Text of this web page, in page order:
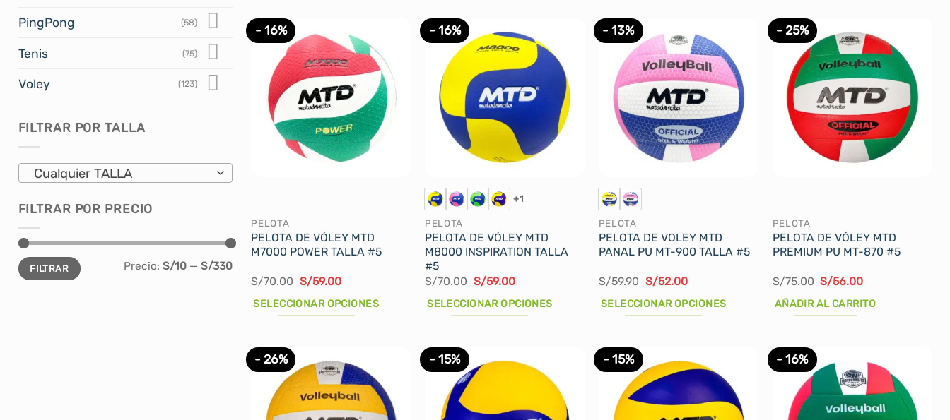
PingPong (58)
Tenis (75)
Voley (123)
FILTRAR POR TALLA
Cualquier TALLA
FILTRAR POR PRECIO
Precio
mínimo
Precio
máximo
FILTRAR Precio: S/10— S/330
tiene
múltiples
variantes.
Las
opciones
pueden
de
producto
tiene
múltiples
variantes.
Las
opciones
pueden
la
página
de
producto
- 16%
PELOTA
PELOTA DE VÓLEY MTD
M7000 POWER TALLA #5
S/70.00 El
precio
original
era:
S/59.00El
actual
es:
SELECCIONAR OPCIONES
tiene
múltiples
variantes.
Las
- 16%
+1
PELOTA
PELOTA DE VÓLEY MTD
M8000 INSPIRATION TALLA
#5
S/70.00 El
precio
original
era:
S/59.00El
actual
es:
SELECCIONAR OPCIONES
tiene
múltiples
variantes.
Las
- 13%
PELOTA
PELOTA DE VOLEY MTD
PANAL PU MT-900 TALLA #5
S/59.90 El
precio
original
era:
S/52.00El
actual
es:
SELECCIONAR OPCIONES
tiene
múltiples
variantes.
Las
- 25%
PELOTA
PELOTA DE VÓLEY MTD
PREMIUM PU MT-870 #5
S/75.00 El
precio
original
era:
S/56.00El
actual
AÑADIR AL CARRITO
- 26% - 15% - 15% - 16%